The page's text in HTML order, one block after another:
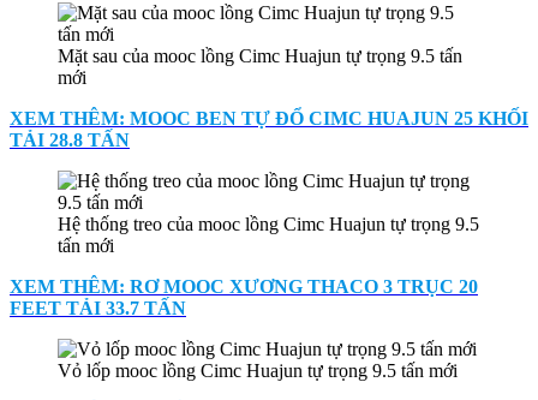
Mặt sau của mooc lồng Cimc Huajun tự trọng 9.5 tấn
mới
XEM THÊM: MOOC BEN TỰ ĐỔ CIMC HUAJUN 25 KHỐI
TẢI 28.8 TẤN
Hệ thống treo của mooc lồng Cimc Huajun tự trọng 9.5
tấn mới
XEM THÊM: RƠ MOOC XƯƠNG THACO 3 TRỤC 20
FEET TẢI 33.7 TẤN
Vỏ lốp mooc lồng Cimc Huajun tự trọng 9.5 tấn mới